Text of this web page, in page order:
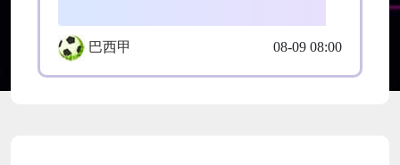
巴西甲 08-09 08:00